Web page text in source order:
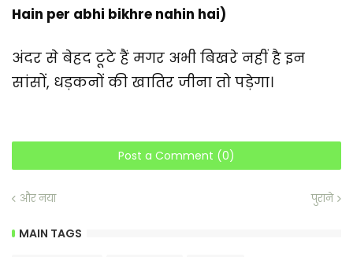
Hain per abhi bikhre nahin hai)
अंदर से बेहद टूटे हैं मगर अभी बिखरे नहीं है इन
सांसों, धड़कनों की खातिर जीना तो पड़ेगा।
Post a Comment (0)
और नया पुराने
MAIN TAGS